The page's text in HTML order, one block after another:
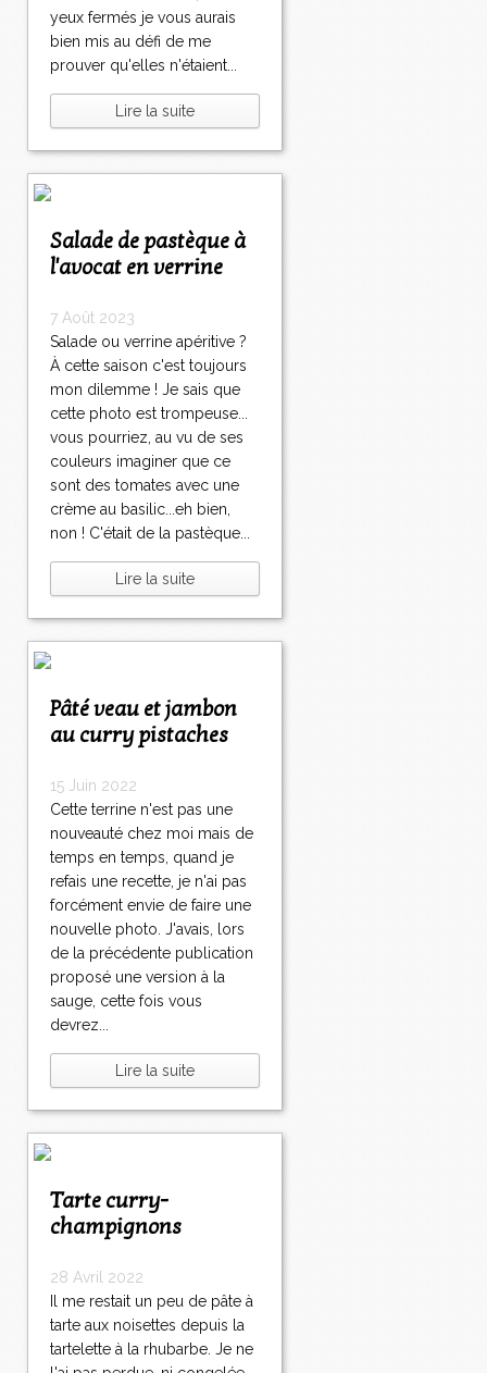
yeux fermés je vous aurais
bien mis au défi de me
prouver qu'elles n'étaient...
Lire la suite
Salade de pastèque à
l'avocat en verrine
7 Août 2023
Salade ou verrine apéritive ?
À cette saison c'est toujours
mon dilemme ! Je sais que
cette photo est trompeuse...
vous pourriez, au vu de ses
couleurs imaginer que ce
sont des tomates avec une
crème au basilic...eh bien,
non ! C'était de la pastèque...
Lire la suite
Pâté veau et jambon
au curry pistaches
15 Juin 2022
Cette terrine n'est pas une
nouveauté chez moi mais de
temps en temps, quand je
refais une recette, je n'ai pas
forcément envie de faire une
nouvelle photo. J'avais, lors
de la précédente publication
proposé une version à la
sauge, cette fois vous
devrez...
Lire la suite
Tarte curry-
champignons
28 Avril 2022
Il me restait un peu de pâte à
tarte aux noisettes depuis la
tartelette à la rhubarbe. Je ne